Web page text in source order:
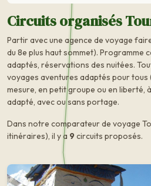
Circuits organisés
Partir avec une agence de voyage
du 8e plus haut sommet). Programme
adaptés, réservations des nuitées.
voyages aventures adaptés pour tous
mesure, en petit groupe ou en liberté,
adapté, avec ou sans portage.
Dans notre comparateur de voyage
itinéraires), il y a 9 circuits proposés.